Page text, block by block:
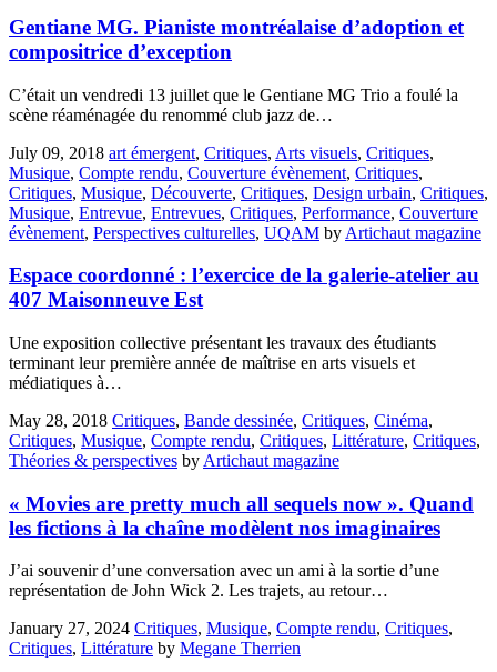
Gentiane MG. Pianiste montréalaise d’adoption et
compositrice d’exception
C’était un vendredi 13 juillet que le Gentiane MG Trio a foulé la
scène réaménagée du renommé club jazz de…
July 09, 2018 art émergent, Critiques, Arts visuels, Critiques,
Musique, Compte rendu, Couverture évènement, Critiques,
Critiques, Musique, Découverte, Critiques, Design urbain, Critiques,
Musique, Entrevue, Entrevues, Critiques, Performance, Couverture
évènement, Perspectives culturelles, UQAM by Artichaut magazine
Espace coordonné : l’exercice de la galerie-atelier au
407 Maisonneuve Est
Une exposition collective présentant les travaux des étudiants
terminant leur première année de maîtrise en arts visuels et
médiatiques à…
May 28, 2018 Critiques, Bande dessinée, Critiques, Cinéma,
Critiques, Musique, Compte rendu, Critiques, Littérature, Critiques,
Théories & perspectives by Artichaut magazine
« Movies are pretty much all sequels now ». Quand
les fictions à la chaîne modèlent nos imaginaires
J’ai souvenir d’une conversation avec un ami à la sortie d’une
représentation de John Wick 2. Les trajets, au retour…
January 27, 2024 Critiques, Musique, Compte rendu, Critiques,
Critiques, Littérature by Megane Therrien